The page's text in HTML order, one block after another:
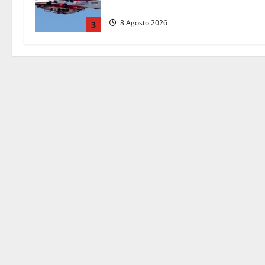
3 8 Agosto 2026